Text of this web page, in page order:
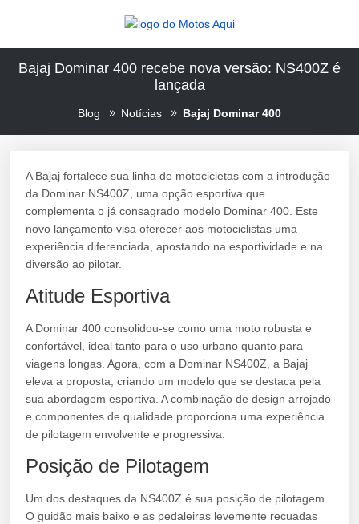
Bajaj Dominar 400 recebe nova versão: NS400Z é
lançada
Blog Notícias Bajaj Dominar 400
A Bajaj fortalece sua linha de motocicletas com a introdução
da Dominar NS400Z, uma opção esportiva que
complementa o já consagrado modelo Dominar 400. Este
novo lançamento visa oferecer aos motociclistas uma
experiência diferenciada, apostando na esportividade e na
diversão ao pilotar.
Atitude Esportiva
A Dominar 400 consolidou-se como uma moto robusta e
confortável, ideal tanto para o uso urbano quanto para
viagens longas. Agora, com a Dominar NS400Z, a Bajaj
eleva a proposta, criando um modelo que se destaca pela
sua abordagem esportiva. A combinação de design arrojado
e componentes de qualidade proporciona uma experiência
de pilotagem envolvente e progressiva.
Posição de Pilotagem
Um dos destaques da NS400Z é sua posição de pilotagem.
O guidão mais baixo e as pedaleiras levemente recuadas